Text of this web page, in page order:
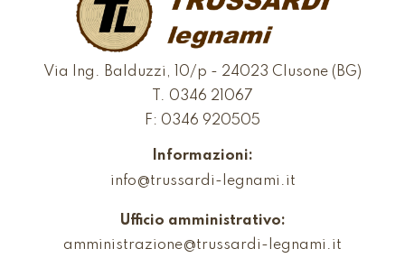
Via Ing. Balduzzi, 10/p - 24023 Clusone (BG)
T. 0346 21067
F: 0346 920505
Informazioni:
info@trussardi-legnami.it
Ufficio amministrativo:
amministrazione@trussardi-legnami.it